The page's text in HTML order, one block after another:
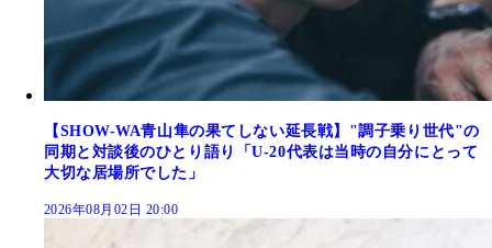
【SHOW-WA青山隼の果てしない延長戦】"調子乗り世代"の
同期と対談後のひとり語り「U-20代表は当時の自分にとって
大切な居場所でした」
2026年08月02日 20:00